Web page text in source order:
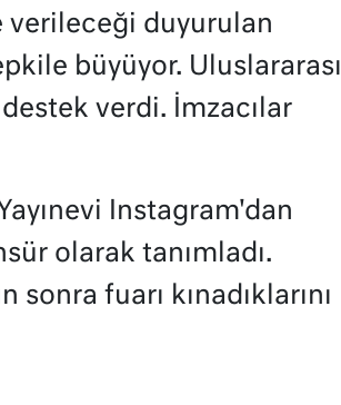
verileceği duyurulan
büyüyor. Uluslararası
verdi. İmzacılar
Instagram'dan
olarak tanımladı.
sonra fuarı kınadıklarını